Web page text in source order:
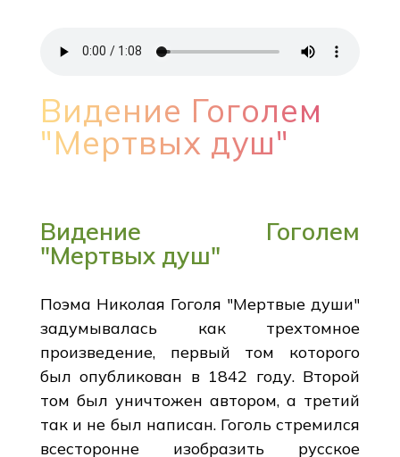
Видение Гоголем
"Мертвых душ"
Видение Гоголем
"Мертвых душ"
Поэма Николая Гоголя "Мертвые души"
задумывалась как трехтомное
произведение, первый том которого
был опубликован в 1842 году. Второй
том был уничтожен автором, а третий
так и не был написан. Гоголь стремился
всесторонне изобразить русское